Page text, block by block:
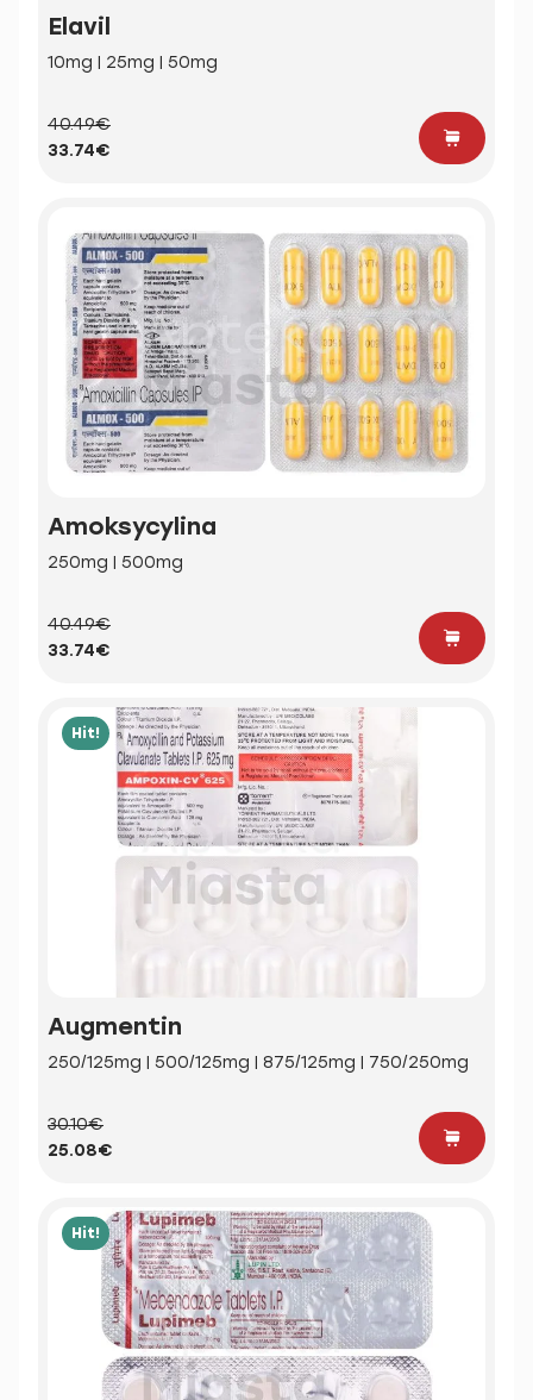
Elavil
10mg | 25mg | 50mg
40.49€
33.74€
Amoksycylina
250mg | 500mg
40.49€
33.74€
Hit!
Augmentin
250/125mg | 500/125mg | 875/125mg | 750/250mg
30.10€
25.08€
Hit!